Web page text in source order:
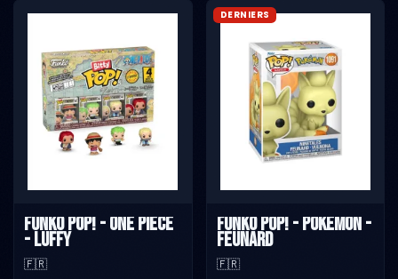
Funko Pop! - One Piece
- Luffy
🇫🇷
DERNIERS
Funko Pop! - Pokémon -
Feunard
🇫🇷